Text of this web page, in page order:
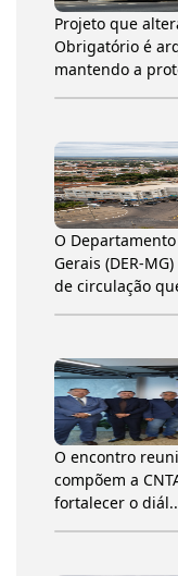
Projeto que
Obrigatório é
mantendo a
O
Gerais (DER-
de circulação
O encontro
compõem a
fortalecer o